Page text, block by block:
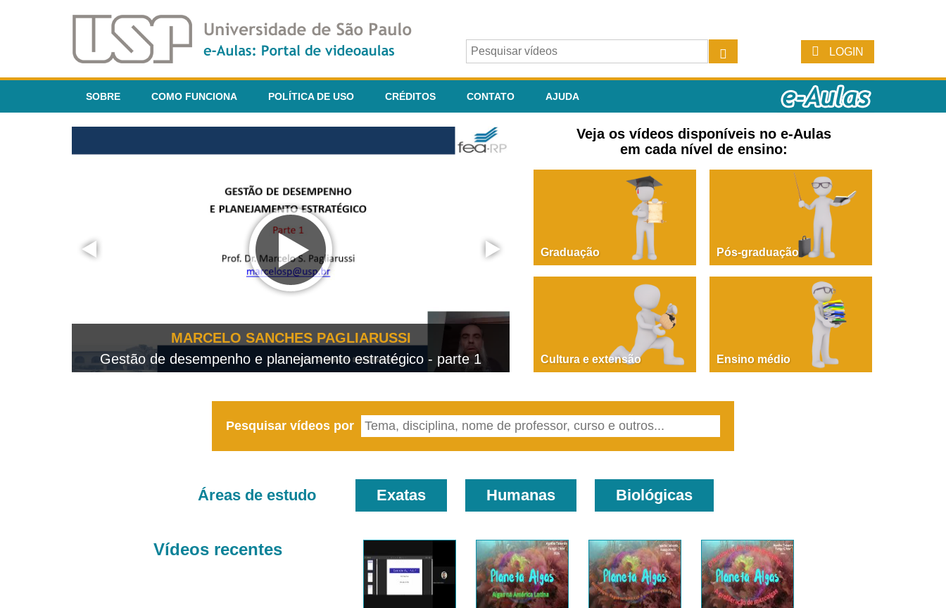
LOGIN
SOBRE COMO FUNCIONA POLÍTICA DE USO CRÉDITOS CONTATO AJUDA
MARCELO SANCHES PAGLIARUSSI
Gestão de desempenho e planejamento estratégico - parte 1
PAOLA GIUSTINA BACCIN
Dire, fare, partire! Aula 1 – parte 1
Veja os vídeos disponíveis no e-Aulas
em cada nível de ensino:
Graduação Pós-graduação
Cultura e extensão Ensino médio
Pesquisar vídeos por
Áreas de estudo Exatas Humanas Biológicas
Vídeos recentes